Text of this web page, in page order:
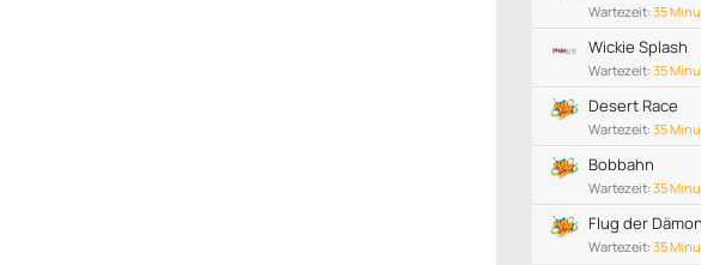
Wartezeit: 35
Wickie Splash
Wartezeit: 35
Desert Race
Wartezeit: 35
Bobbahn
Wartezeit: 35
Flug der
Wartezeit: 35